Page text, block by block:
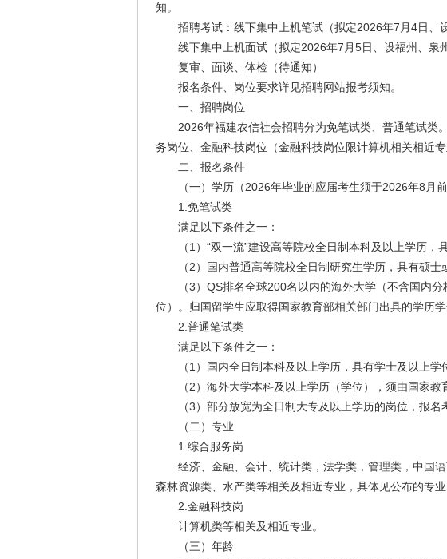
知。
招聘考试：线下集中上机笔试（拟定2026年7月4日、
线下集中上机面试（拟定2026年7月5日、设福州、泉州
复审、面谈、体检（待通知）
报名条件、岗位要求详见招聘网站报考须知。
一、招聘岗位
2026年福建农信社会招聘分为免笔试类、普通笔试类
务岗位、金融科技岗位（金融科技岗位限计算机相关相近
二、报名条件
（一）学历（2026年毕业的应届考生须于2026年8月前
1.免笔试类
满足以下条件之一：
（1）“双一流”建设高等院校全日制本科及以上学历，
（2）国内普通高等院校全日制研究生学历，具有硕士
（3）QS排名全球200名以内的海外大学（不含国内分
位）。归国留学生应取得国家教育部相关部门出具的学历学
2.普通笔试类
满足以下条件之一：
（1）国内全日制本科及以上学历，具有学士及以上学
（2）海外大学本科及以上学历（学位），须由国家教
（3）部分放宽为全日制大专及以上学历的岗位，报名
（二）专业
1.综合服务岗
经济、金融、会计、统计类，法学类，管理类，中国语
森林资源类、水产类等相关及相近专业，具体见公布的专业
2.金融科技岗
计算机类等相关及相近专业。
（三）年龄